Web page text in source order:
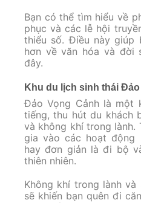
Bạn có thể tìm hiểu về
phục và các lễ hội
thiểu số. Điều này giúp
hơn về văn hóa và đời
đây.
Khu du lịch sinh thái
Đảo Vọng Cảnh là một
tiếng, thu hút du khách
và không khí trong lành.
gia vào các hoạt động
hay đơn giản là đi bộ
thiên nhiên.
Không khí trong lành
sẽ khiến bạn quên đi